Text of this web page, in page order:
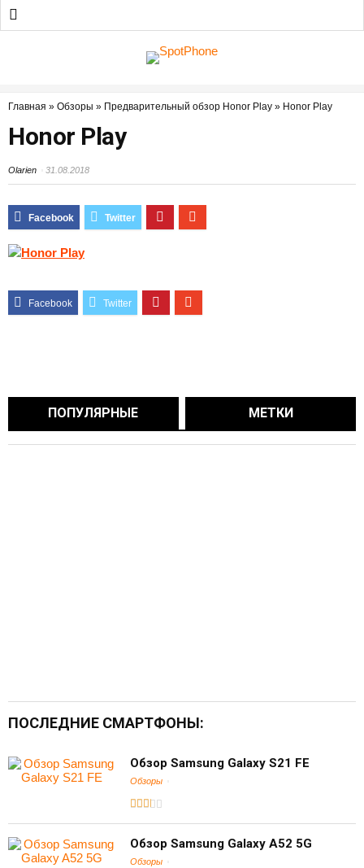
Главная » Обзоры » Предварительный обзор Honor Play » Honor Play
Honor Play
Olarien 31.08.2018
ПОПУЛЯРНЫЕ МЕТКИ
ПОСЛЕДНИЕ СМАРТФОНЫ:
Обзор Samsung Galaxy S21 FE
Обзоры
Обзор Samsung Galaxy A52 5G
Обзоры